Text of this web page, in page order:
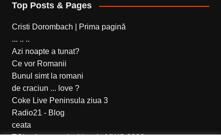
Top Posts & Pages
Cristi Dorombach | Prima pagină
... .. ..
Azi noapte a tunat?
Ce vor Romanii
Bunul simt la romani
de craciun ... love ?
Coke Live Peninsula ziua 3
Radio21 - Blog
ceata